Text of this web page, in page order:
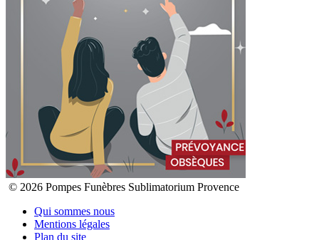
© 2026 Pompes Funèbres Sublimatorium Provence
Qui sommes nous
Mentions légales
Plan du site